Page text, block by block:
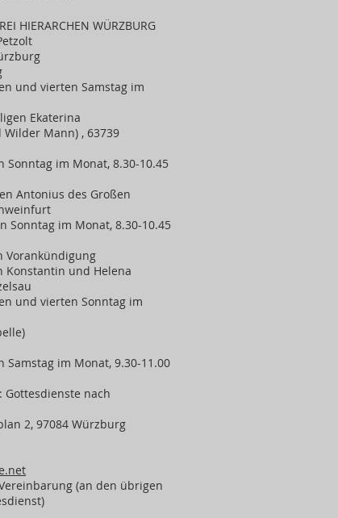
HIERARCHEN WÜRZBURG
und vierten Samstag im
Ekaterina
Wilder Μann) , 63739
im Monat, 8.30-10.45
Antonius des Großen
Sonntag im Monat, 8.30-10.45
Vorankündigung
Konstantin und Helena
und vierten Sonntag im
im Monat, 9.30-11.00
nach
2, 97084 Würzburg
(an den übrigen